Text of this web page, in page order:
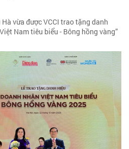
vừa được VCCI trao tặng danh
Nam tiêu biểu - Bông hồng vàng”